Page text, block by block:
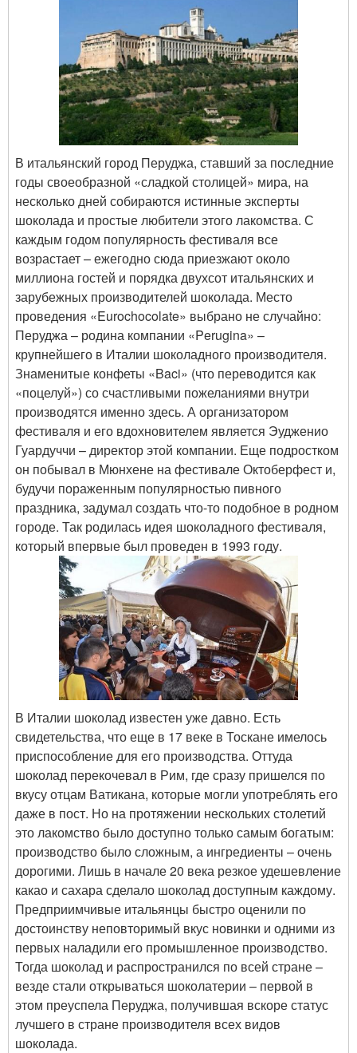
В итальянский город Перуджа, ставший за последние
годы своеобразной «сладкой столицей» мира, на
несколько дней собираются истинные эксперты
шоколада и простые любители этого лакомства. С
каждым годом популярность фестиваля все
возрастает – ежегодно сюда приезжают около
миллиона гостей и порядка двухсот итальянских и
зарубежных производителей шоколада. Место
проведения «Eurochocolate» выбрано не случайно:
Перуджа – родина компании «Perugina» –
крупнейшего в Италии шоколадного производителя.
Знаменитые конфеты «Baci» (что переводится как
«поцелуй») со счастливыми пожеланиями внутри
производятся именно здесь. А организатором
фестиваля и его вдохновителем является Эудженио
Гуардуччи – директор этой компании. Еще подростком
он побывал в Мюнхене на фестивале Октоберфест и,
будучи пораженным популярностью пивного
праздника, задумал создать что-то подобное в родном
городе. Так родилась идея шоколадного фестиваля,
который впервые был проведен в 1993 году.
В Италии шоколад известен уже давно. Есть
свидетельства, что еще в 17 веке в Тоскане имелось
приспособление для его производства. Оттуда
шоколад перекочевал в Рим, где сразу пришелся по
вкусу отцам Ватикана, которые могли употреблять его
даже в пост. Но на протяжении нескольких столетий
это лакомство было доступно только самым богатым:
производство было сложным, а ингредиенты – очень
дорогими. Лишь в начале 20 века резкое удешевление
какао и сахара сделало шоколад доступным каждому.
Предприимчивые итальянцы быстро оценили по
достоинству неповторимый вкус новинки и одними из
первых наладили его промышленное производство.
Тогда шоколад и распространился по всей стране –
везде стали открываться шоколатерии – первой в
этом преуспела Перуджа, получившая вскоре статус
лучшего в стране производителя всех видов
шоколада.